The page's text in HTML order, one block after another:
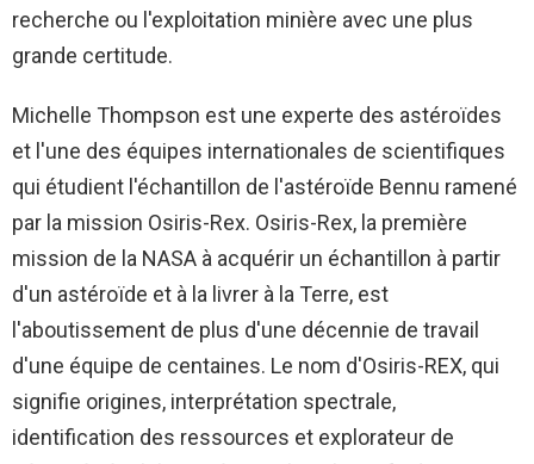
recherche ou l'exploitation minière avec une plus
grande certitude.
Michelle Thompson est une experte des astéroïdes
et l'une des équipes internationales de scientifiques
qui étudient l'échantillon de l'astéroïde Bennu ramené
par la mission Osiris-Rex. Osiris-Rex, la première
mission de la NASA à acquérir un échantillon à partir
d'un astéroïde et à la livrer à la Terre, est
l'aboutissement de plus d'une décennie de travail
d'une équipe de centaines. Le nom d'Osiris-REX, qui
signifie origines, interprétation spectrale,
identification des ressources et explorateur de